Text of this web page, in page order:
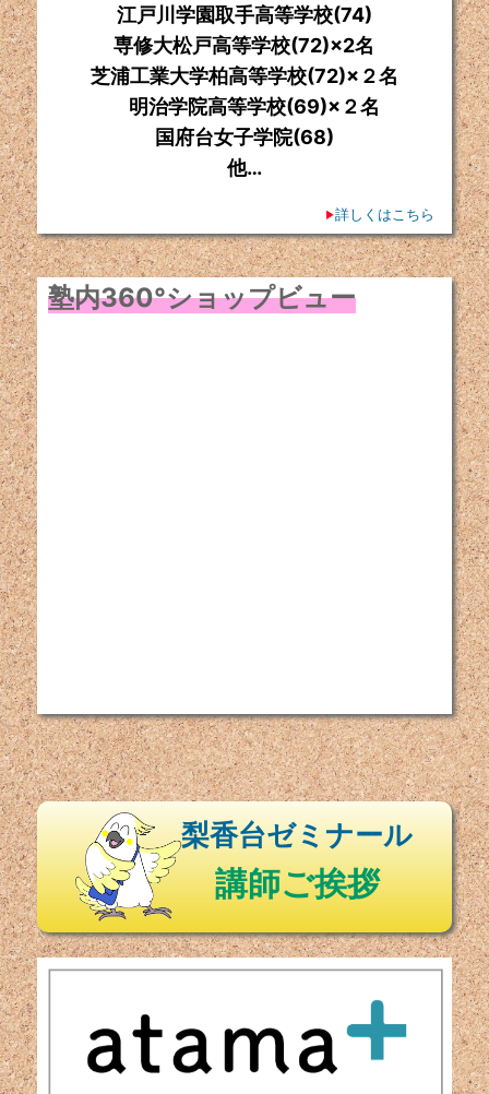
江戸川学園取手高等学校(74)
専修大松戸高等学校(72)×2名
芝浦工業大学柏高等学校(72)×２名
明治学院高等学校(69)×２名
国府台女子学院(68)
他…
詳しくはこちら
塾内360°ショップビュー
梨香台ゼミナール
講師ご挨拶